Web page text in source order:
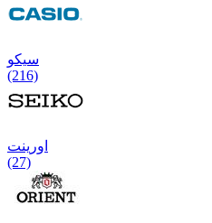
سیکو
(216)
اورینت
(27)